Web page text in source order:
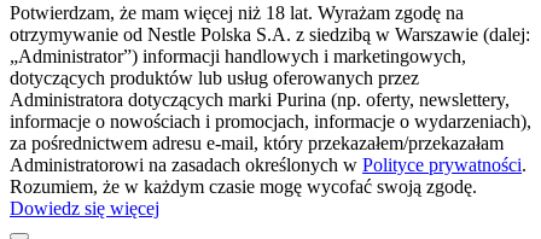
Potwierdzam, że mam więcej niż 18 lat. Wyrażam zgodę na
otrzymywanie od Nestle Polska S.A. z siedzibą w Warszawie (dalej:
„Administrator”) informacji handlowych i marketingowych,
dotyczących produktów lub usług oferowanych przez
Administratora dotyczących marki Purina (np. oferty, newslettery,
informacje o nowościach i promocjach, informacje o wydarzeniach),
za pośrednictwem adresu e-mail, który przekazałem/przekazałam
Administratorowi na zasadach określonych w Polityce prywatności.
Rozumiem, że w każdym czasie mogę wycofać swoją zgodę.
Dowiedz się więcej